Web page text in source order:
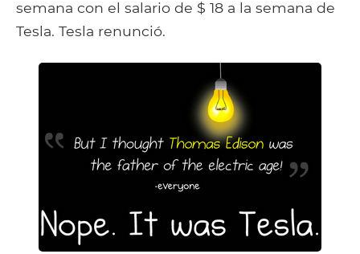
semana con el salario de $ 18 a la semana de
Tesla. Tesla renunció.